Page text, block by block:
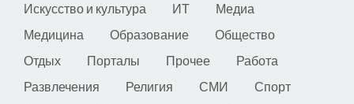
Искусство и культура
ИТ
Медиа
Медицина
Образование
Общество
Отдых
Порталы Прочее
Работа
Развлечения
Религия СМИ
Спорт